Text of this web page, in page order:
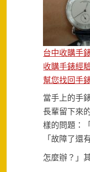
台中收購手
收購手錶經
幫您找回手
當手上的手
長輩留下來
樣的問題：
「故障了還
怎麼辦？」